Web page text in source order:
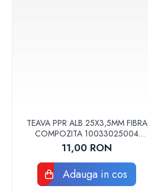
Baterii cada si dus
Seturi baterii baie
Para palarii furtune de dus
Baterii bideu
Baterii pisoar
TEAVA PPR ALB 25X3,5MM FIBRA
COMPOZITA 10033025004
VALDUOTHERM VALROM
11,00 RON
Adauga in cos